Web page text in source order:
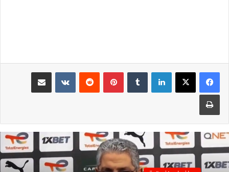
لينكدإن بينتيريست
مشاركة عبر البريد
طباعة